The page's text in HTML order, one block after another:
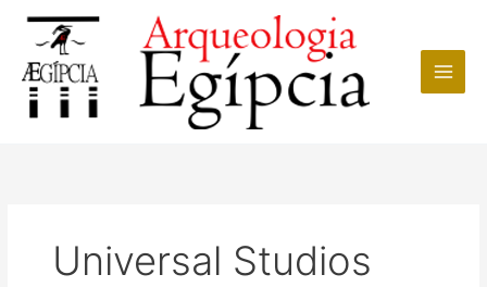
conteúdo
Universal Studios